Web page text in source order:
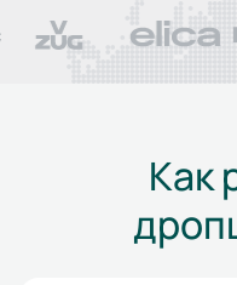
Как